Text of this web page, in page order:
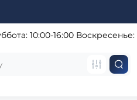
10:00-16:00